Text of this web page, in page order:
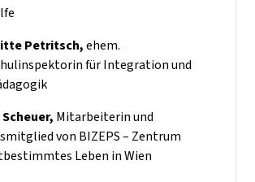
Petritsch,ehem.
für Integration und
Mitarbeiterin und
von BIZEPS – Zentrum
Leben in Wien